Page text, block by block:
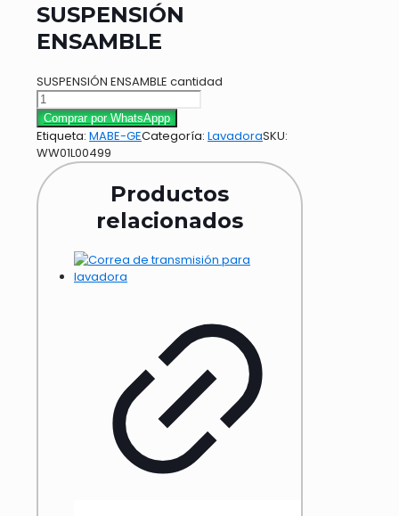
SUSPENSIÓN
ENSAMBLE
SUSPENSIÓN ENSAMBLE cantidad
Comprar por WhatsAppp
Etiqueta: MABE-GECategoría: LavadoraSKU:
WW01L00499
Productos
relacionados